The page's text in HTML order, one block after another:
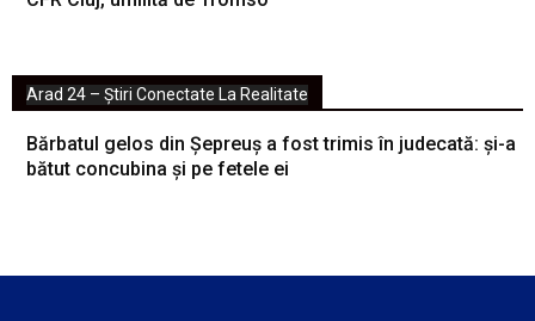
Arad 24 – Știri Conectate La Realitate
Bărbatul gelos din Șepreuș a fost trimis în judecată: și-a
bătut concubina și pe fetele ei